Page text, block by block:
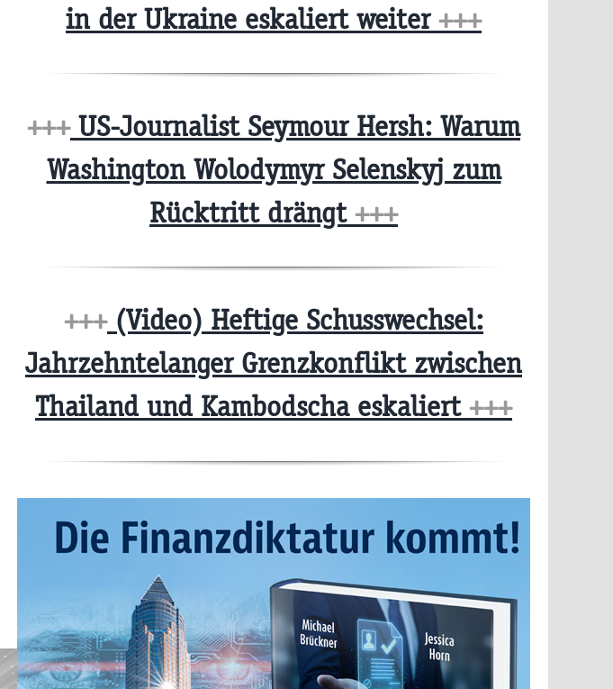
in der Ukraine eskaliert weiter+++
+++US-Journalist Seymour Hersh: Warum
Washington Wolodymyr Selenskyj zum
Rücktritt drängt +++
+++(Video) Heftige Schusswechsel:
Jahrzehntelanger Grenzkonflikt zwischen
Thailand und Kambodscha eskaliert +++